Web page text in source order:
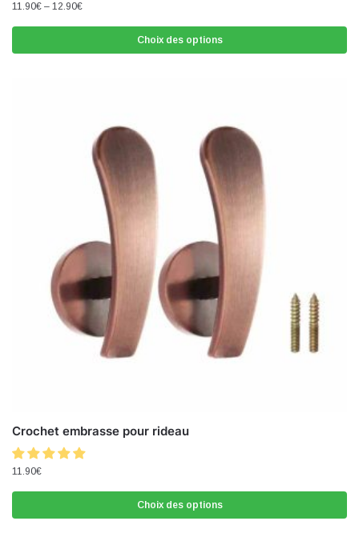
11.90€ – 12.90€
Choix des options
Crochet embrasse pour rideau
11.90€
Choix des options